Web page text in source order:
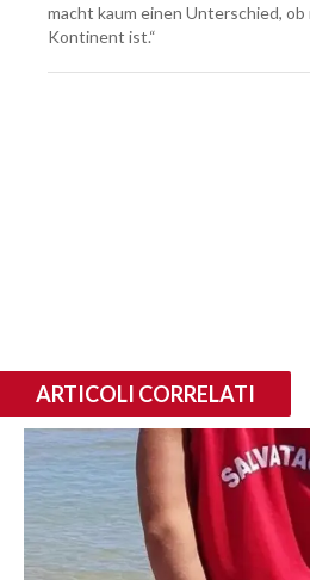
macht kaum einen Unterschied, ob
Kontinent ist.“
ARTICOLI CORRELATI